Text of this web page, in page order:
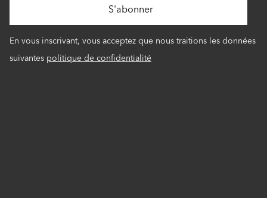
En vous inscrivant, vous acceptez que nous traitions les données
suivantes politique de confidentialité